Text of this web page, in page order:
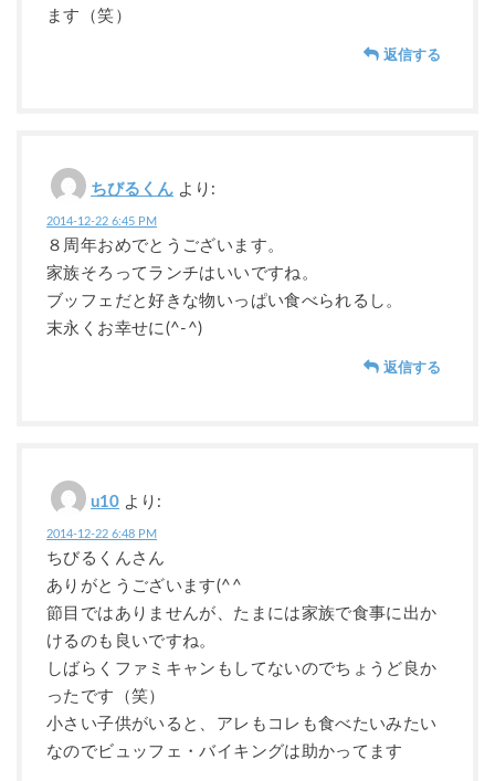
ます（笑）
返信する
ちびるくん より:
2014-12-22 6:45 PM
８周年おめでとうございます。
家族そろってランチはいいですね。
ブッフェだと好きな物いっぱい食べられるし。
末永くお幸せに(^-^)
返信する
u10 より:
2014-12-22 6:48 PM
ちびるくんさん
ありがとうございます(^^
節目ではありませんが、たまには家族で食事に出か
けるのも良いですね。
しばらくファミキャンもしてないのでちょうど良か
ったです（笑）
小さい子供がいると、アレもコレも食べたいみたい
なのでビュッフェ・バイキングは助かってます